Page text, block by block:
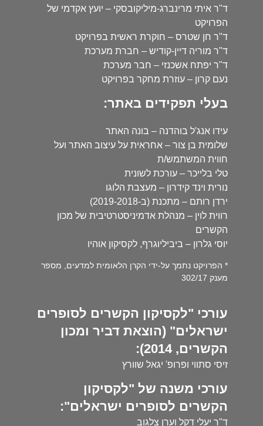
ד"ר איתי מרינברג-מיליקובסקי – יועץ אקדמי של
הפרויקט
ד"ר חן שטרס – חוקרת ראשית בפרויקט
ד"ר מוריה דיין-קודיש – חברת מערכת
ד"ר יפתח אשכנזי – חבר מערכת
נעם קרון – עוזרת מחקר בפרויקט
בעלי תפקידים באתר:
עידו אנג'ל בוהדנה – בונה האתר
שלומית בן צור – אחראית על עיצוב האתר ועל
חווית המשתמש/ת
טלי בלייכר – עורכת לשונית
נורית וינד קידרון – מעצבת הלוגו
ירדן רותם – מתכנת (ב-2019-2018)
רווית לוין – מנהלת אדמיניסטרטיבית של מכון
הקשרים
יוסי גלרון – ביביליוגרף, לקסיקון אוהיו
* הפרויקט נתמך על-ידי הקרן הלאומית למדעים, מספר
מענק 302/17
עורכי "לקסיקון הקשרים לסופרים
ישראלים" (הוצאת דביר ומכון
הקשרים, 2014):
זיסי סתווי ופרופ' יגאל שוורץ
עורכי משנה של "לקסיקון
הקשרים לסופרים ישראלים":
ד"ר יעלי דקל וערן צלגוב